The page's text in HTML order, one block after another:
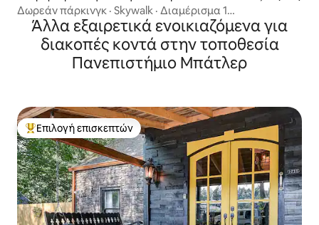
Δωρεάν πάρκινγκ · Skywalk · Διαμέρισμα 1
υπνοδωματίου στο κέντρο της πόλης, προσβάσιμο με τα
πόδια
Άλλα εξαιρετικά ενοικιαζόμενα για
διακοπές κοντά στην τοποθεσία
Πανεπιστήμιο Μπάτλερ
Κορυφαία επιλογή επισκεπτών
Επιλογή επισκεπτών